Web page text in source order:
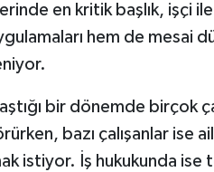
en kritik başlık, işçi ile
hem de mesai
bir dönemde birçok
bazı çalışanlar ise
istiyor. İş hukukunda ise